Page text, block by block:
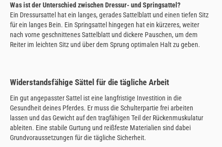
Was ist der Unterschied zwischen Dressur- und Springsattel?
Ein Dressursattel hat ein langes, gerades Sattelblatt und einen tiefen Sitz
für ein langes Bein. Ein Springsattel hingegen hat ein kürzeres, weiter
nach vorne geschnittenes Sattelblatt und dickere Pauschen, um dem
Reiter im leichten Sitz und über dem Sprung optimalen Halt zu geben.
Widerstandsfähige Sättel für die tägliche Arbeit
Ein gut angepasster Sattel ist eine langfristige Investition in die
Gesundheit deines Pferdes. Er muss die Schulterpartie frei arbeiten
lassen und das Gewicht auf den tragfähigen Teil der Rückenmuskulatur
ableiten. Eine stabile Gurtung und reißfeste Materialien sind dabei
Grundvoraussetzungen für die tägliche Sicherheit.